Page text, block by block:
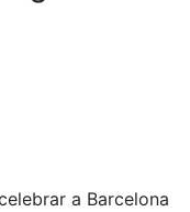
a Barcelona